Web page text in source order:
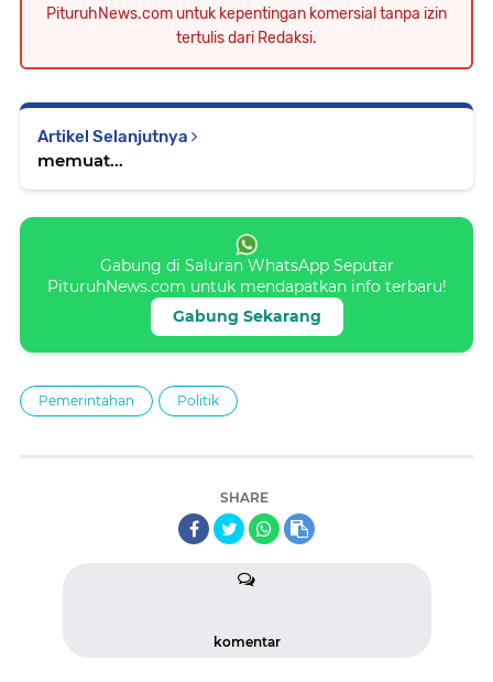
PituruhNews.com untuk kepentingan komersial tanpa izin
tertulis dari Redaksi.
Artikel Selanjutnya
memuat...
Gabung di Saluran WhatsApp Seputar
PituruhNews.com untuk mendapatkan info terbaru!
Gabung Sekarang
Pemerintahan Politik
SHARE
komentar